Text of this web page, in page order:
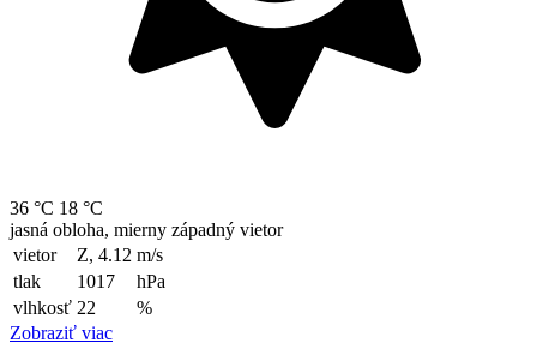
36 °C 18 °C
jasná obloha, mierny západný vietor
vietor
Z, 4.12 m/s
tlak
1017
hPa
vlhkosť 22
%
Zobraziť viac